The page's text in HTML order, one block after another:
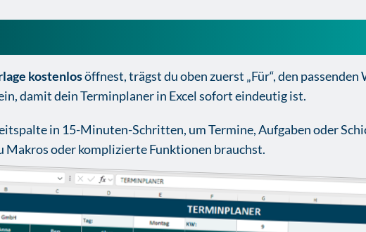
kostenlosöffnest, trägst du oben zuerst „Für“, den passenden
damit dein Terminplaner in Excel sofort eindeutig ist.
in 15-Minuten-Schritten, um Termine, Aufgaben oder
Makros oder komplizierte Funktionen brauchst.